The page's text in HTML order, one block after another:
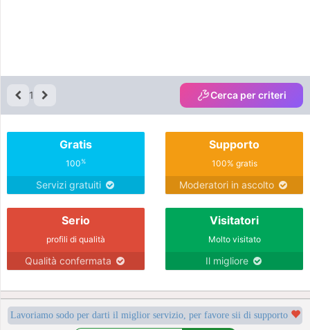
1 Cerca per criteri
Gratis
100%
Servizi gratuiti
Supporto
100% gratis
Moderatori in ascolto
Serio
profili di qualità
Qualità confermata
Visitatori
Molto visitato
Il migliore
Lavoriamo sodo per darti il miglior servizio, per favore sii di supporto